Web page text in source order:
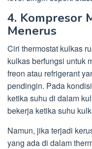
4. Kompresor
Menerus
Ciri thermostat kulkas
kulkas berfungsi untuk
freon atau refrigerant
pendingin. Pada
ketika suhu di dalam
bekerja ketika suhu
Namun, jika terjadi
yang ada di dalam